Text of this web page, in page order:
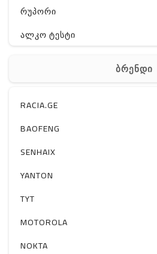
რუპორი
ალკო ტესტი
ელ. მოწყობილობები
მაგნიტი
სხვა
ბრენდი
RACIA.GE
BAOFENG
SENHAIX
YANTON
TYT
MOTOROLA
NOKTA